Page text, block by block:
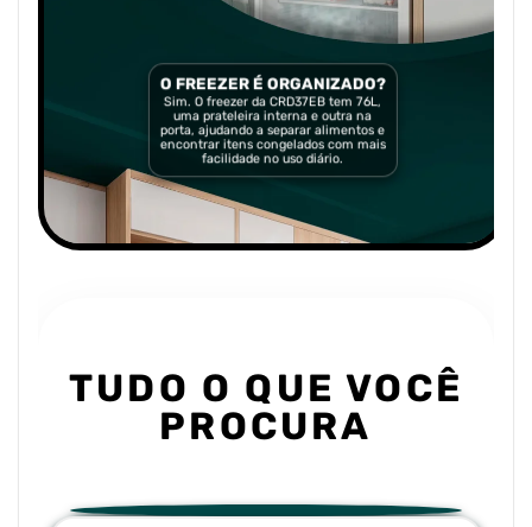
O FREEZER É ORGANIZADO?
Sim. O freezer da CRD37EB tem 76L,
uma prateleira interna e outra na
porta, ajudando a separar alimentos e
encontrar itens congelados com mais
facilidade no uso diário.
TUDO O QUE VOCÊ
PROCURA